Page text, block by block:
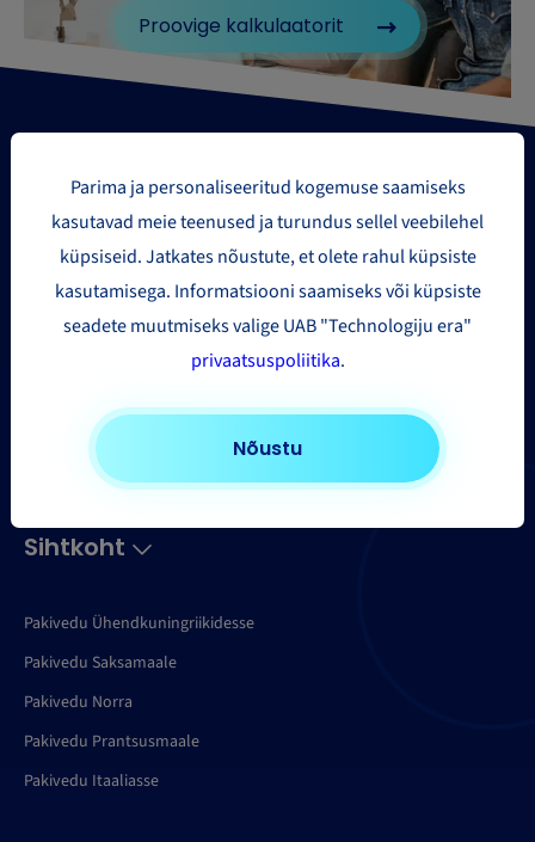
Proovige kalkulaatorit
Paki saatmise piirkonnad
Aasia ja Kaug-Ida
Muudesse riikidesse
Sihtkoht
Pakivedu Ühendkuningriikidesse
Pakivedu Saksamaale
Pakivedu Norra
Pakivedu Prantsusmaale
Pakivedu Itaaliasse
Parima ja personaliseeritud kogemuse saamiseks
kasutavad meie teenused ja turundus sellel veebilehel
küpsiseid. Jatkates nõustute, et olete rahul küpsiste
kasutamisega. Informatsiooni saamiseks või küpsiste
seadete muutmiseks valige UAB "Technologiju era"
privaatsuspoliitika.
Nõustu